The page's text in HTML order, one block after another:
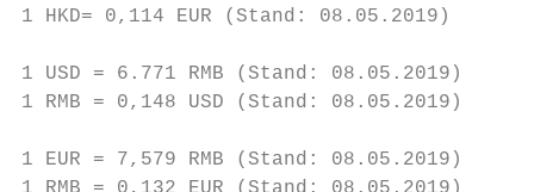
1 HKD= 0,114 EUR (Stand: 08.05.2019)
1 USD = 6.771 RMB (Stand: 08.05.2019)
1 RMB = 0,148 USD (Stand: 08.05.2019)
1 EUR = 7,579 RMB (Stand: 08.05.2019)